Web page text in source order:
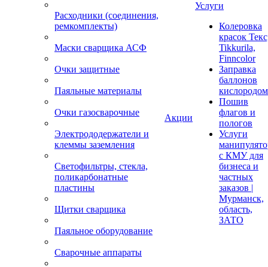
Расходники (соединения,
ремкомплекты)
Маски сварщика АСФ
Очки защитные
Паяльные материалы
Очки газосварочные
Электрододержатели и
клеммы заземления
Светофильтры, стекла,
поликарбонатные
пластины
Щитки сварщика
Паяльное оборудование
Сварочные аппараты
Акции
Услуги
Колеровка
красок
Tikkurila,
Finncolor
Заправка
баллонов
кислородом
Пошив
флагов и
пологов
Услуги
с КМУ для
бизнеса и
частных
заказов |
Мурманск,
область,
ЗАТО